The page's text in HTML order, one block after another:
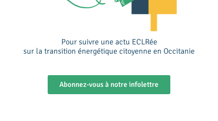
Pour suivre une actu ECLRée
sur la transition énergétique citoyenne en Occitanie
Abonnez-vous à notre infolettre